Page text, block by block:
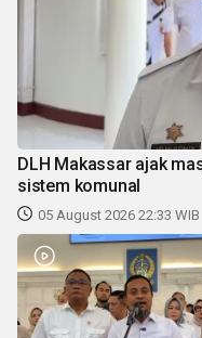
DLH Makassar ajak
sistem komunal
05 August 2026 22:33 WIB